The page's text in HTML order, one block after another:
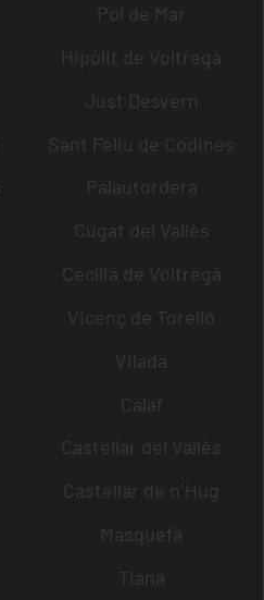
Pol de Mar
Hipòlit de Voltregà
Just Desvern
Sant Feliu de Codines
Palautordera
Cugat del Vallès
Cecília de Voltregà
Vicenç de Torelló
Vilada
Calaf
Castellar del Vallès
Castellar de n´Hug
Masquefa
Tiana